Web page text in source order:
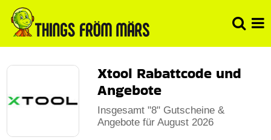
Xtool Rabattcode und
Angebote
Insgesamt "8" Gutscheine &
Angebote für August 2026